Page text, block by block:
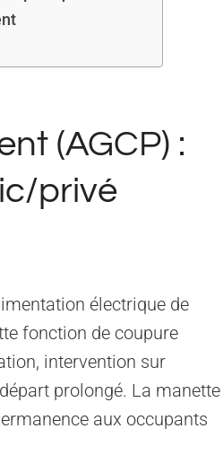
(AGCP) :
privé
électrique de
fonction de coupure
intervention sur
prolongé. La manette
aux occupants